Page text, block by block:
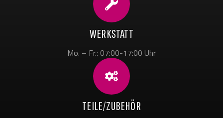
WERKSTATT
Mo. – Fr.: 07:00-17:00 Uhr
TEILE/ZUBEHÖR